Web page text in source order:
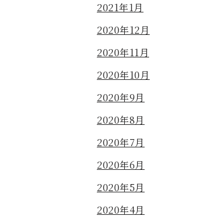
2021年1月
2020年12月
2020年11月
2020年10月
2020年9月
2020年8月
2020年7月
2020年6月
2020年5月
2020年4月